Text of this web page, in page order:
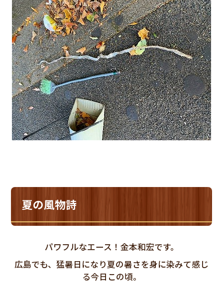
夏の風物詩
パワフルなエース！金本和宏です。
広島でも、猛暑日になり夏の暑さを身に染みて感じ
る今日この頃。